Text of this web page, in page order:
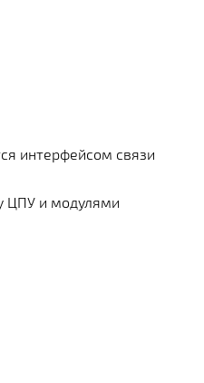
интерфейсом связи
ЦПУ и модулями